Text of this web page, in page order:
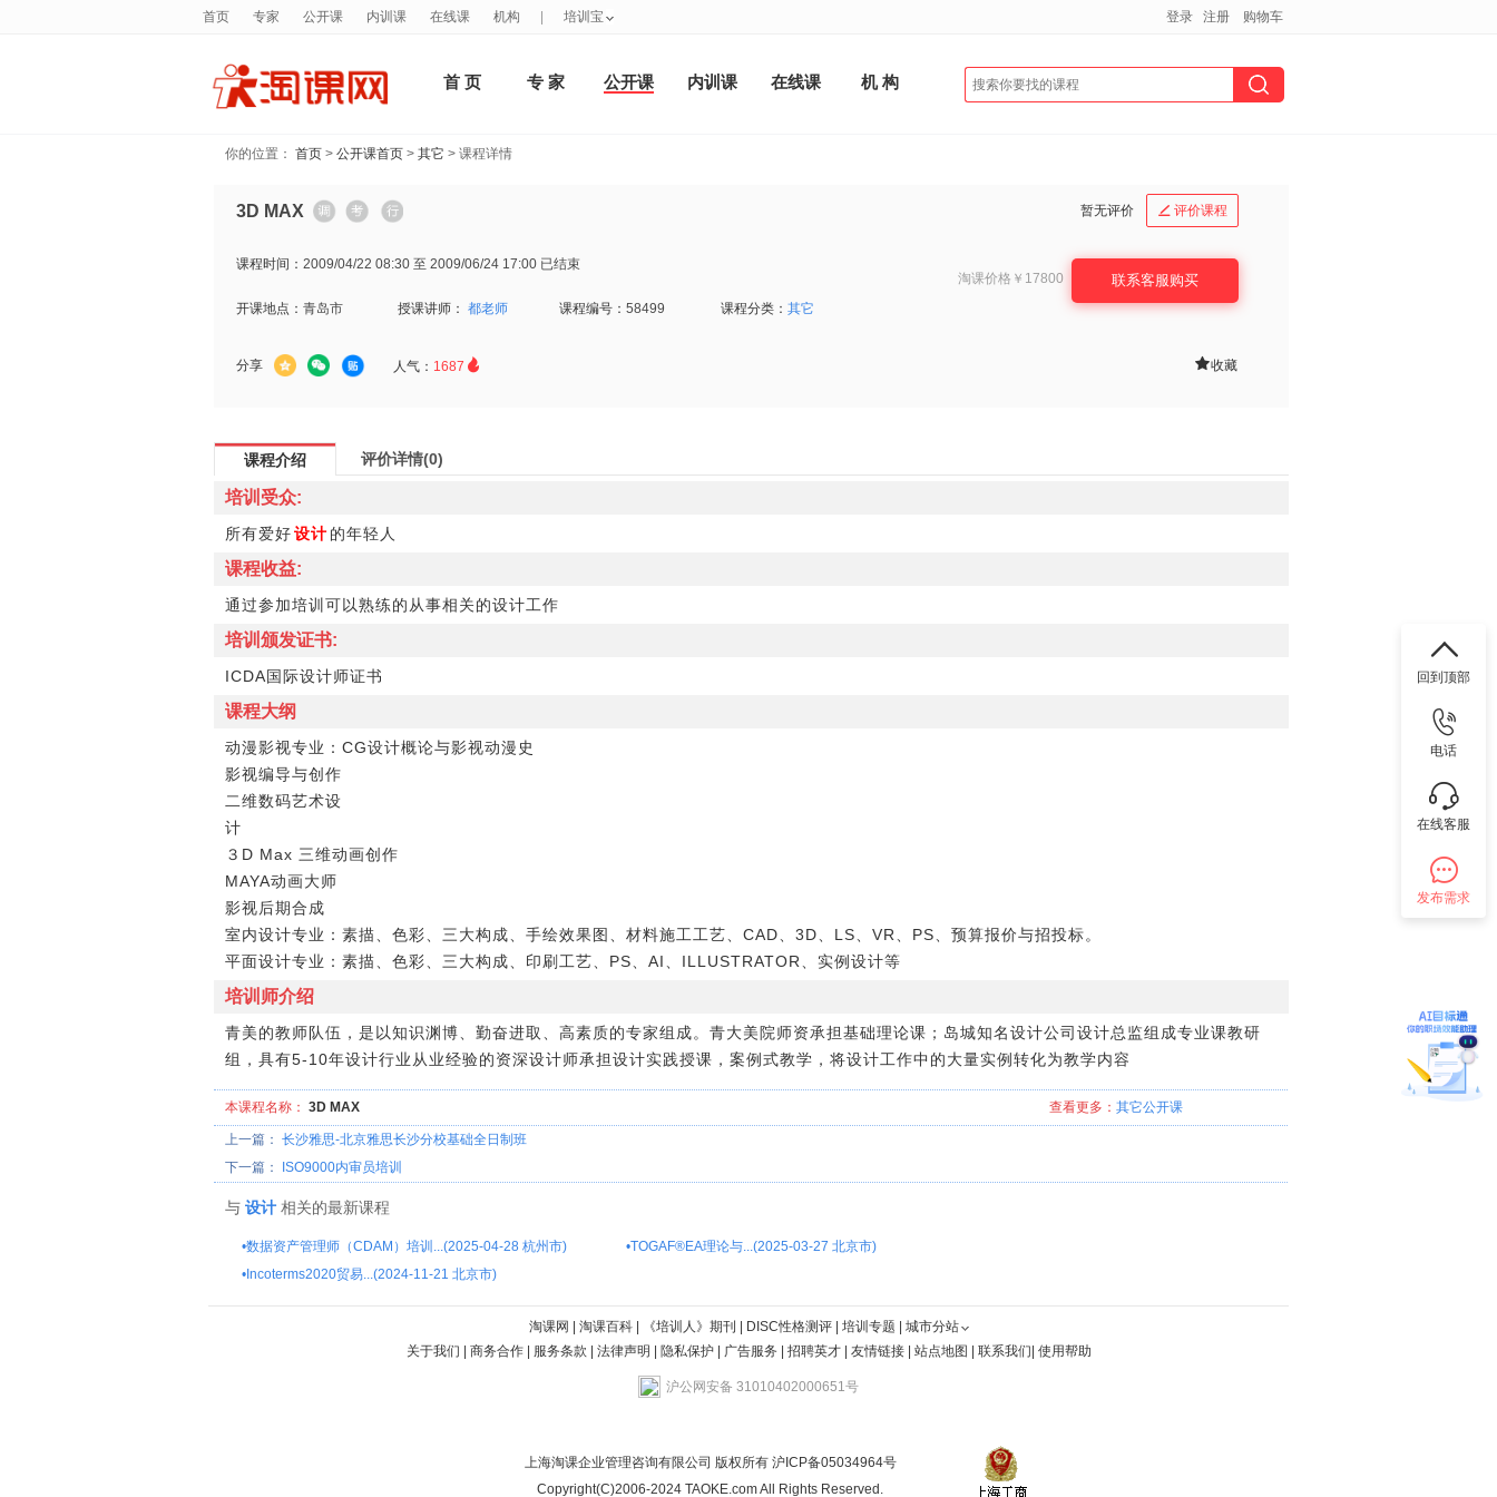
首 页 专 家 公开课 内训课 在线课 机 构
你的位置： 首页 > 公开课首页 > 其它 > 课程详情
3D MAX 暂无评价  评价课程
课程时间： 2009/04/22 08:30 至 2009/06/24 17:00 已结束
开课地点： 青岛市 授课讲师： 都老师 课程编号： 58499 课程分类： 其它
淘课价格 ￥17800 联系客服购买
分享 人气： 1687  收藏
课程介绍 评价详情(0)
培训受众:
所有爱好设计 的年轻人
课程收益:
通过参加培训可以熟练的从事相关的设计工作
培训颁发证书:
ICDA国际设计师证书
课程大纲
动漫影视专业：CG设计概论与影视动漫史
影视编导与创作
二维数码艺术设
计
３D Max 三维动画创作
MAYA动画大师
影视后期合成
室内设计专业：素描、色彩、三大构成、手绘效果图、材料施工工艺、CAD、3D、LS、VR、PS、预算报价与招投标。
平面设计专业：素描、色彩、三大构成、印刷工艺、PS、AI、ILLUSTRATOR、实例设计等
培训师介绍
青美的教师队伍，是以知识渊博、勤奋进取、高素质的专家组成。青大美院师资承担基础理论课；岛城知名设计公司设计总监组成专业课教研
组，具有5-10年设计行业从业经验的资深设计师承担设计实践授课，案例式教学，将设计工作中的大量实例转化为教学内容
本课程名称： 3D MAX 查看更多： 其它公开课
上一篇： 长沙雅思-北京雅思长沙分校基础全日制班
下一篇：
ISO9000内审员培训
与 设计 相关的最新课程
•数据资产管理师（CDAM）培训...(2025-04-28 杭州市) •TOGAF®EA理论与...(2025-03-27 北京市)
• Incoterms2020贸易...(2024-11-21 北京市)
首页 专家 公开课 内训课 在线课 机构 培训宝 登录 注册 购物车
淘课网 淘课百科| 《培训人》期刊 DISC性格测评| 培训专题
城市分站
关于我们
商务合作| 服务条款 法律声明 隐私保护 广告服务 招聘英才| 友情链接| 站点地图 联系我们 使用帮助
沪公网安备 31010402000651号
上海淘课企业管理咨询有限公司 版权所有沪ICP备05034964号
Copyright(C)2006-2024 TAOKE.com All Rights Reserved.
回到顶部
电话
在线客服
发布需求